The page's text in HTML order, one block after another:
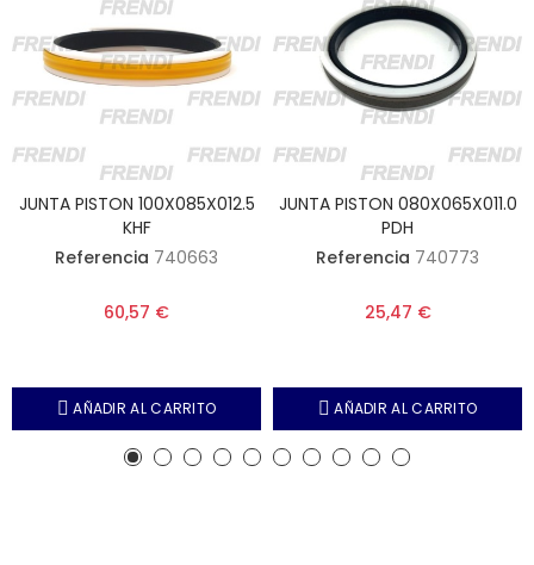
JUNTA PISTON 100X085X012.5
KHF
Referencia 740663
60,57 €
AÑADIR AL CARRITO
JUNTA PISTON 080X065X011.0
PDH
Referencia 740773
25,47 €
AÑADIR AL CARRITO